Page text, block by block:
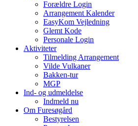
Forældre Login
Arrangement Kalender
EasyKom Vejledning
Glemt Kode
Personale Login
Aktiviteter
Tilmelding Arrangement
Vilde Vulkaner
Bakken-tur
MGP
Ind- og udmeldelse
Indmeld nu
Om Furesøgård
Bestyrelsen